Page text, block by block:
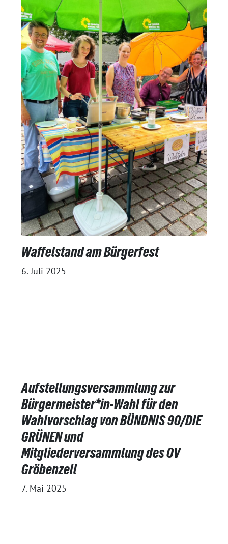
Waffelstand am Bürgerfest
6. Juli 2025
Aufstellungsversammlung zur
Bürgermeister*in-Wahl für den
Wahlvorschlag von BÜNDNIS 90/DIE
GRÜNEN und
Mitgliederversammlung des OV
Gröbenzell
7. Mai 2025